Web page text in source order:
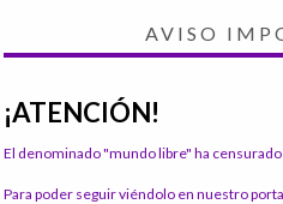
AVISO
¡ATENCIÓN!
El denominado "mundo libre" ha censurado
Para poder seguir viéndolo en nuestro